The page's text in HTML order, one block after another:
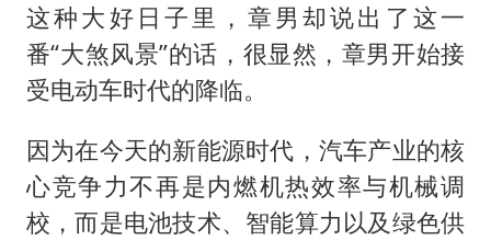
这种大好日子里，章男却说出了这一
番“大煞风景”的话，很显然，章男开始接
受电动车时代的降临。
因为在今天的新能源时代，汽车产业的核
心竞争力不再是内燃机热效率与机械调
校，而是电池技术、智能算力以及绿色供